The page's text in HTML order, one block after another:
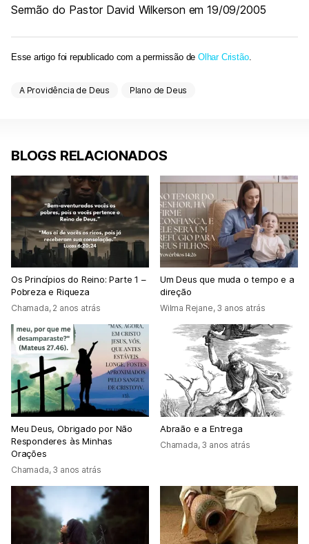
Sermão do Pastor David Wilkerson em 19/09/2005
Esse artigo foi republicado com a permissão de Olhar Cristão.
A Providência de Deus Plano de Deus
BLOGS RELACIONADOS
Os Princípios do Reino: Parte 1 ­–
Pobreza e Riqueza
Chamada, 2 anos atrás
Um Deus que muda o tempo e a
direção
Wilma Rejane, 3 anos atrás
Meu Deus, Obrigado por Não
Responderes às Minhas
Orações
Chamada, 3 anos atrás
Abraão e a Entrega
Chamada, 3 anos atrás